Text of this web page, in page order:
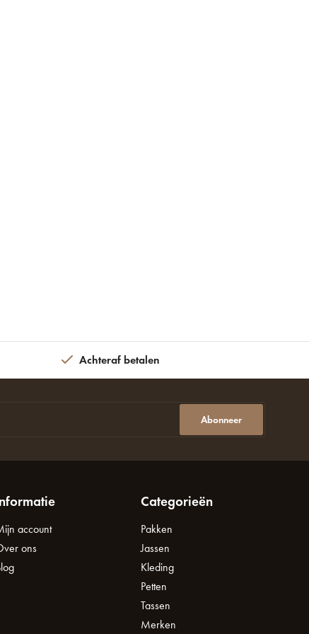
Achteraf betalen
Abonneer
account
ons
Categorieën
Pakken
Jassen
Kleding
Petten
Tassen
Merken